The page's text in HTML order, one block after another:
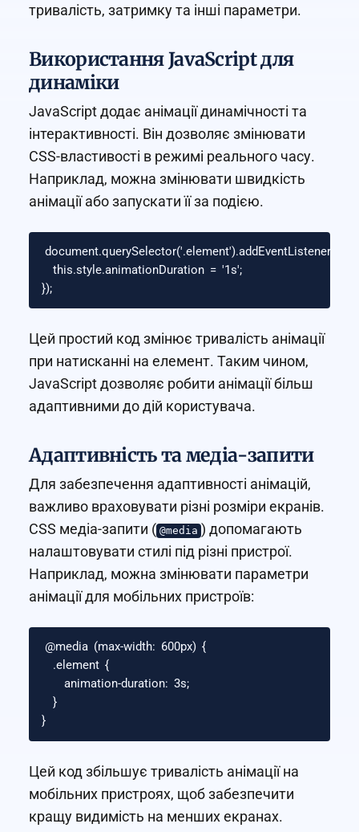
тривалість, затримку та інші параметри.
Використання JavaScript для
динаміки
JavaScript додає анімації динамічності та
інтерактивності. Він дозволяє змінювати
CSS-властивості в режимі реального часу.
Наприклад, можна змінювати швидкість
анімації або запускати її за подією.
document.querySelector('.element').addEventListener
this.style.animationDuration = '1s';
});
Цей простий код змінює тривалість анімації
при натисканні на елемент. Таким чином,
JavaScript дозволяє робити анімації більш
адаптивними до дій користувача.
Адаптивність та медіа-запити
Для забезпечення адаптивності анімацій,
важливо враховувати різні розміри екранів.
CSS медіа-запити ( @media ) допомагають
налаштовувати стилі під різні пристрої.
Наприклад, можна змінювати параметри
анімації для мобільних пристроїв:
@media (max-width: 600px) {
.element {
animation-duration: 3s;
}
}
Цей код збільшує тривалість анімації на
мобільних пристроях, щоб забезпечити
кращу видимість на менших екранах.